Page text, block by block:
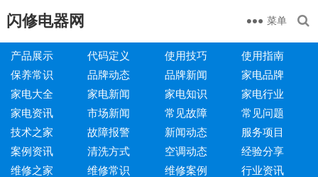
闪修电器网 菜单
产品展示 代码定义 使用技巧
使用指南
保养常识
品牌动态 品牌新闻
家电品牌
家电大全
家电新闻 家电知识
家电行业
家电资讯
市场新闻 常见故障
常见问题
技术之家
故障报警 新闻动态
服务项目
案例资讯
清洗方式 空调动态
经验分享
维修之家
维修常识 维修案例 行业资讯